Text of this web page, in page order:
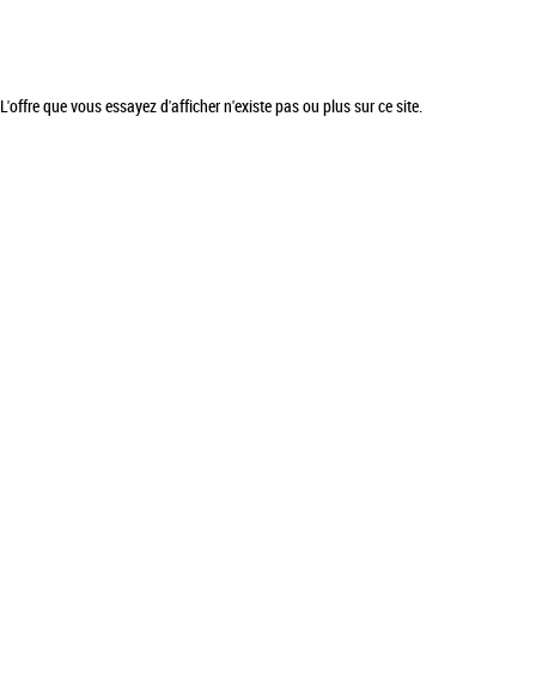
L'offre que vous essayez d'afficher n'existe pas ou plus sur ce site.